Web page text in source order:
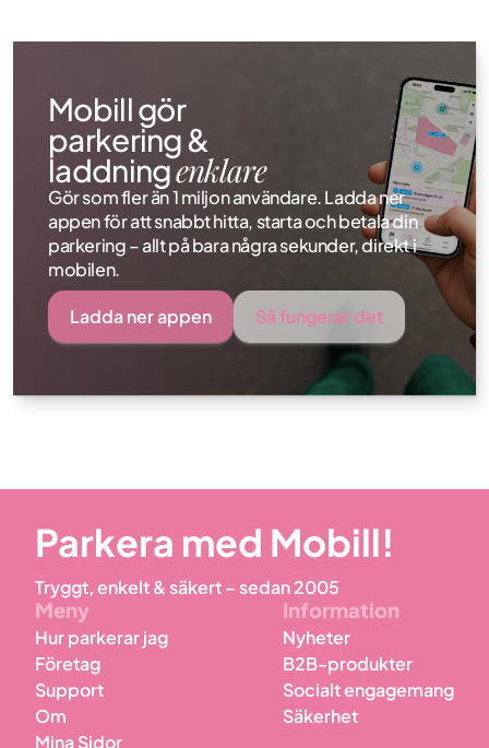
Mobill gör
parkering &
laddningenklare
Gör som fler än 1 miljon användare. Ladda ner
appen för att snabbt hitta, starta och betala din
parkering – allt på bara några sekunder, direkt i
mobilen.
Ladda ner appen Så fungerar det
Parkera med Mobill!
Tryggt, enkelt & säkert – sedan 2005
Meny
Hur parkerar jag
Företag
Support
Om
Mina Sidor
Information
Nyheter
B2B-produkter
Socialt engagemang
Säkerhet